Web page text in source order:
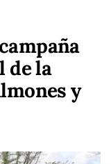
de la
y